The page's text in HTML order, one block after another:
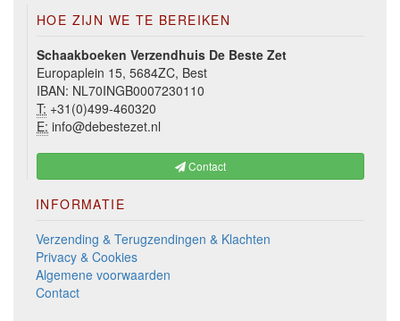
HOE ZIJN WE TE BEREIKEN
Schaakboeken Verzendhuis De Beste Zet
Europaplein 15, 5684ZC, Best
IBAN: NL70INGB0007230110
T: +31(0)499-460320
E: info@debestezet.nl
Contact
INFORMATIE
Verzending & Terugzendingen & Klachten
Privacy & Cookies
Algemene voorwaarden
Contact